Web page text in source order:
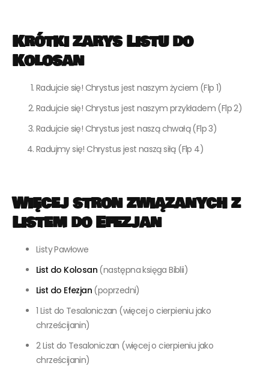
Krótki zarys Listu do
Kolosan
Radujcie się! Chrystus jest naszym życiem (Flp 1)
Radujcie się! Chrystus jest naszym przykładem (Flp 2)
Radujcie się! Chrystus jest naszą chwałą (Flp 3)
Radujmy się! Chrystus jest naszą siłą (Flp 4)
Więcej stron związanych z
Listem do Efezjan
Listy Pawłowe
List do Kolosan (następna księga Biblii)
List do Efezjan (poprzedni)
1 List do Tesaloniczan (więcej o cierpieniu jako
chrześcijanin)
2 List do Tesaloniczan (więcej o cierpieniu jako
chrześcijanin)